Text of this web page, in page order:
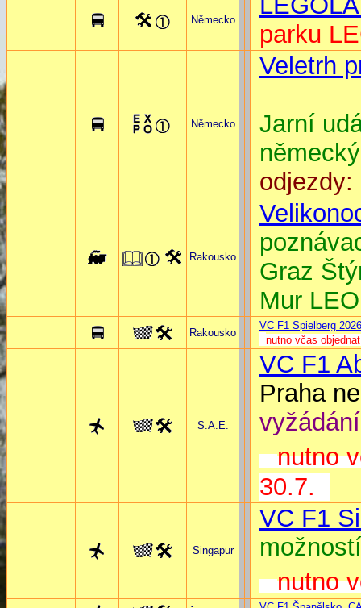
Německo
parku
Německo
Veletrh
Jarní
odjezdy:
Rakousko
Graz
Mur
Rakousko
VC F1 Spielberg 2026
nutno včas
S.A.E.
VC F1
Praha
vyžádání
nutno
30.7.
Singapur
VC F1
nutno